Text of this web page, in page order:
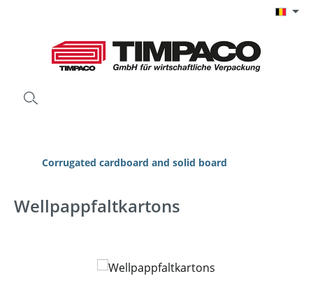
Corrugated cardboard and solid board
Wellpappfaltkartons
Afbeeldingengalerij overslaan